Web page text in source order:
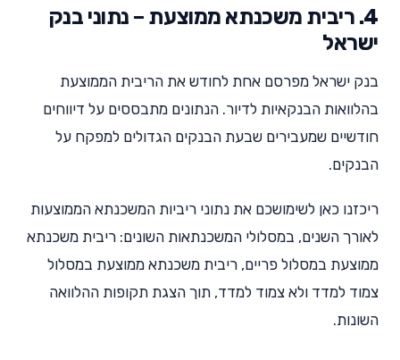
4. ריבית משכנתא ממוצעת – נתוני בנק
ישראל
בנק ישראל מפרסם אחת לחודש את הריבית הממוצעת
בהלוואות הבנקאיות לדיור. הנתונים מתבססים על דיווחים
חודשיים שמעבירים שבעת הבנקים הגדולים למפקח על
הבנקים.
ריכזנו כאן לשימושכם את נתוני ריביות המשכנתא הממוצעות
לאורך השנים, במסלולי המשכנתאות השונים: ריבית משכנתא
ממוצעת במסלול פריים, ריבית משכנתא ממוצעת במסלול
צמוד למדד ולא צמוד למדד, תוך הצגת תקופות ההלוואה
השונות.